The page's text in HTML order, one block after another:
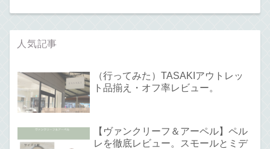
人気記事
（行ってみた）TASAKIアウトレッ
ト品揃え・オフ率レビュー。
【ヴァンクリーフ＆アーペル】ペル
レを徹底レビュー。スモールとミデ